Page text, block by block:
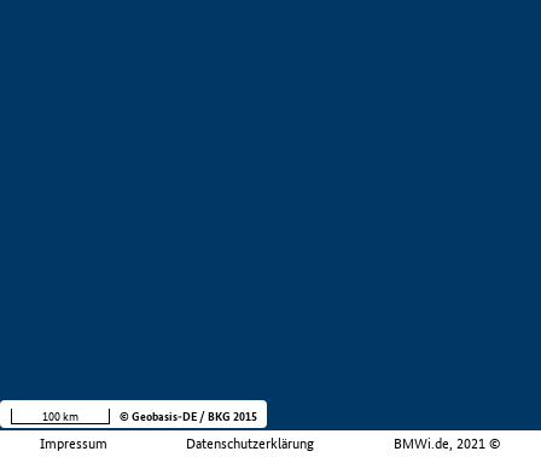
Impressum Datenschutzerklärung BMWi.de, 2021 ©
100 km © Geobasis-DE / BKG 2015